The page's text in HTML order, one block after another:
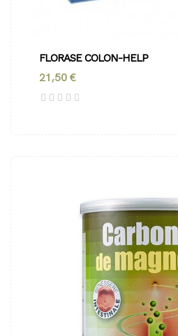
FLORASE COLON-HELP
21,50 €